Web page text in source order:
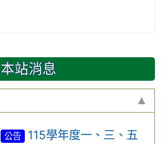
本站消息
公告
115學年度一、三、五